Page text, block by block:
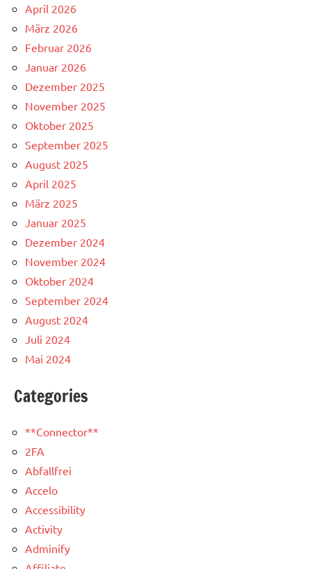
April 2026
März 2026
Februar 2026
Januar 2026
Dezember 2025
November 2025
Oktober 2025
September 2025
August 2025
April 2025
März 2025
Januar 2025
Dezember 2024
November 2024
Oktober 2024
September 2024
August 2024
Juli 2024
Mai 2024
Categories
**Connector**
2FA
Abfallfrei
Accelo
Accessibility
Activity
Adminify